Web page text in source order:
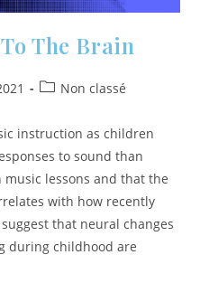
The Brain
Non classé
instruction as children
to sound than
lessons and that the
with how recently
that neural changes
during childhood are